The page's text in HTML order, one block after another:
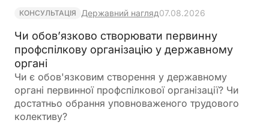
КОНСУЛЬТАЦІЯ Державний нагляд07.08.2026
Чи обов’язково створювати первинну
профспілкову організацію у державному
органі
Чи є обов'язковим створення у державному
органі первинної профспілкової організації? Чи
достатньо обрання уповноваженого трудового
колективу?